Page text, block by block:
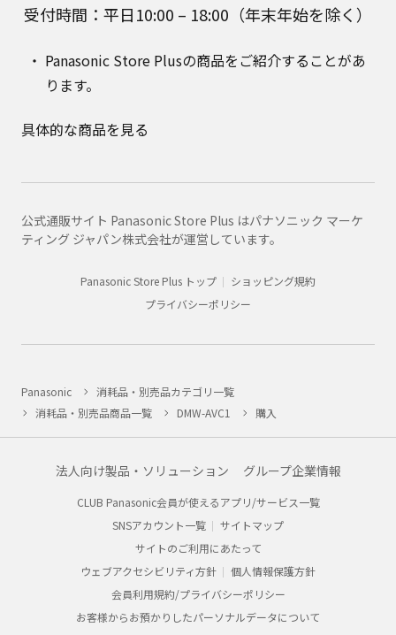
受付時間：平日10:00 – 18:00（年末年始を除く）
Panasonic Store Plusの商品をご紹介することがあ
ります。
具体的な商品を見る
公式通販サイト Panasonic Store Plus はパナソニック マーケ
ティング ジャパン株式会社が運営しています。
Panasonic Store Plus トップ
ショッピング規約
プライバシーポリシー
Panasonic
消耗品・別売品カテゴリ一覧
消耗品・別売品商品一覧
DMW-AVC1 購入
法人向け製品・ソリューション グループ企業情報
CLUB Panasonic会員が使えるアプリ/サービス一覧
SNSアカウント一覧
サイトマップ
サイトのご利用にあたって
ウェブアクセシビリティ方針
個人情報保護方針
会員利用規約/プライバシーポリシー
お客様からお預かりしたパーソナルデータについて